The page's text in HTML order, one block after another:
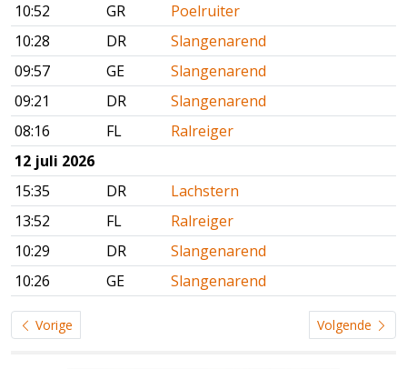
10:52
GR
Poelruiter
10:28
DR
Slangenarend
09:57
GE
Slangenarend
09:21
DR
Slangenarend
08:16
FL
Ralreiger
12 juli 2026
15:35
DR
Lachstern
13:52
FL
Ralreiger
10:29
DR
Slangenarend
10:26
GE Slangenarend
Vorige Volgende